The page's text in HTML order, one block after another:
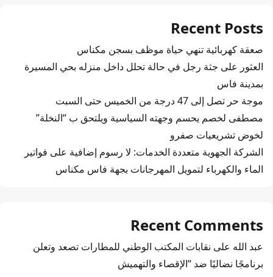
Recent Posts
صعقة كهربائية تنهي حياة موظف بسجن مكناس
العثور على جثة رجل في حالة تحلل داخل منزله بحي المسيرة
بمدينة فاس
موجة حر تصل إلى 47 درجة من الخميس حتى السبت
مصطفى لخصم يحسم وجهته السياسية ويلتحق ب “النخلة”
لخوض تشريعيات صفرو
الشركة الجهوية متعددة الخدمات: لا رسوم إضافية على فواتير
الماء والكهرباء لتمويل المهرجانات بجهة فاس مكناس
Recent Comments
عبد الله على نقابات المكتب الوطني للمطارات تصعد وتعلن
برنامجًا نضاليًا ضد “الإقصاء والتهميش